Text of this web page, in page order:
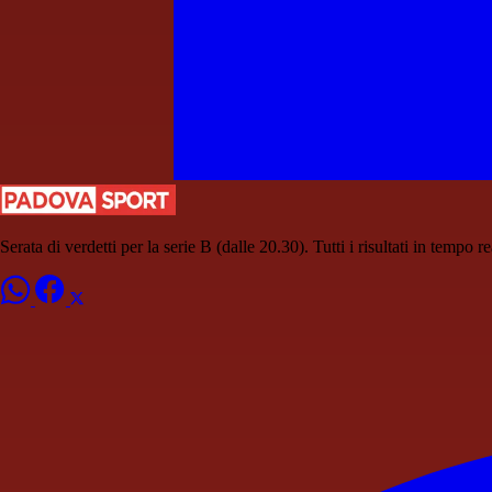
Serata di verdetti per la serie B (dalle 20.30). Tutti i risultati in tempo